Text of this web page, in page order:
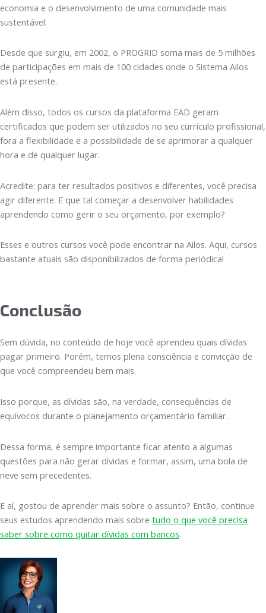
economia e o desenvolvimento de uma comunidade mais
sustentável.
Desde que surgiu, em 2002, o PROGRID soma mais de 5 milhões
de participações em mais de 100 cidades onde o Sistema Ailos
está presente.
Além disso, todos os cursos da plataforma EAD geram
certificados que podem ser utilizados no seu currículo profissional,
fora a flexibilidade e a possibilidade de se aprimorar a qualquer
hora e de qualquer lugar.
Acredite: para ter resultados positivos e diferentes, você precisa
agir diferente. E que tal começar a desenvolver habilidades
aprendendo como gerir o seu orçamento, por exemplo?
Esses e outros cursos você pode encontrar na Ailos. Aqui, cursos
bastante atuais são disponibilizados de forma periódica!
Conclusão
Sem dúvida, no conteúdo de hoje você aprendeu quais dívidas
pagar primeiro. Porém, temos plena consciência e convicção de
que você compreendeu bem mais.
Isso porque, as dívidas são, na verdade, consequências de
equívocos durante o planejamento orçamentário familiar.
Dessa forma, é sempre importante ficar atento a algumas
questões para não gerar dívidas e formar, assim, uma bola de
neve sem precedentes.
E aí, gostou de aprender mais sobre o assunto? Então, continue
seus estudos aprendendo mais sobre tudo o que você precisa
saber sobre como quitar dívidas com bancos.